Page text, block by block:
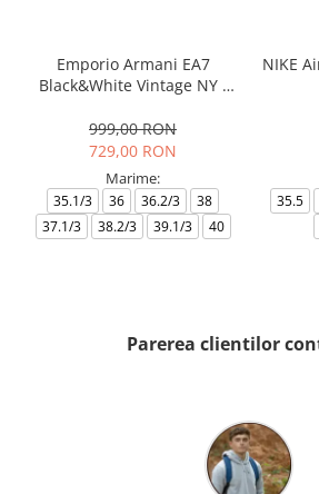
Emporio Armani EA7
Black&White Vintage NY -
999,00 RON
729,00 RON
Marime:
35.1/3 36 36.2/3
38
37.1/3
38.2/3 39.1/3 40
NIKE
35.5
Parerea clientilor